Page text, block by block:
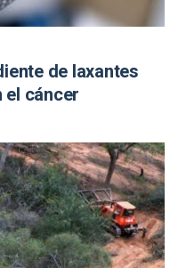
de laxantes
cáncer